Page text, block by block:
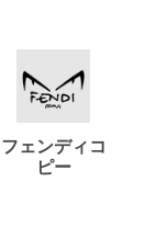
フェンディコ
ピー